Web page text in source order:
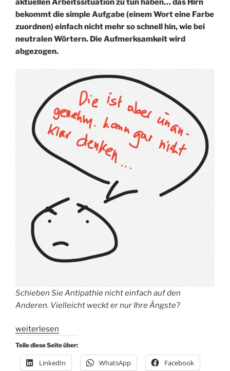
bekommt die simple Aufgabe (einem Wort eine Farbe
zuordnen) einfach nicht mehr so schnell hin, wie bei
neutralen Wörtern. Die Aufmerksamkeit wird
abgezogen.
Schieben Sie Antipathie nicht einfach auf den
Anderen. Vielleicht weckt er nur Ihre Ängste?
„Serie
Denkfehler
im
Job
weiterlesen
Teile diese Seite über:
LinkedIn WhatsApp Facebook